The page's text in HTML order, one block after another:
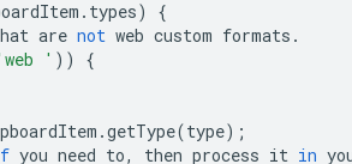
. types)
{
are not web custom formats .
' ))
{
.getType(type);
you need to, then process it in